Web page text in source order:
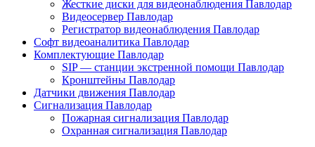
Жесткие диски для видеонаблюдения Павлодар
Видеосервер Павлодар
Регистратор видеонаблюдения Павлодар
Софт видеоаналитика Павлодар
Комплектующие Павлодар
SIP — станции экстренной помощи Павлодар
Кронштейны Павлодар
Датчики движения Павлодар
Сигнализация Павлодар
Пожарная сигнализация Павлодар
Охранная сигнализация Павлодар